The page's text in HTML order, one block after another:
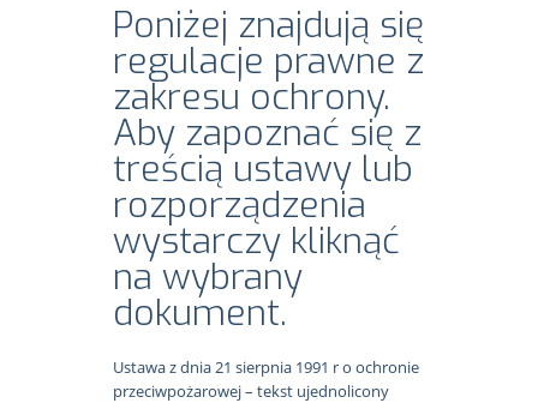
Poniżej znajdują się
regulacje prawne z
zakresu ochrony.
Aby zapoznać się z
treścią ustawy lub
rozporządzenia
wystarczy kliknąć
na wybrany
dokument.
Ustawa z dnia 21 sierpnia 1991 r o ochronie
przeciwpożarowej – tekst ujednolicony